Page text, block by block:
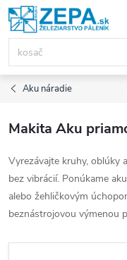
Prejsť
na
obsah
Aku náradie
Makita Aku
Vyrezávajte kruhy, oblúky
bez vibrácií. Ponúkame
alebo žehličkovým
beznástrojovou výmenou